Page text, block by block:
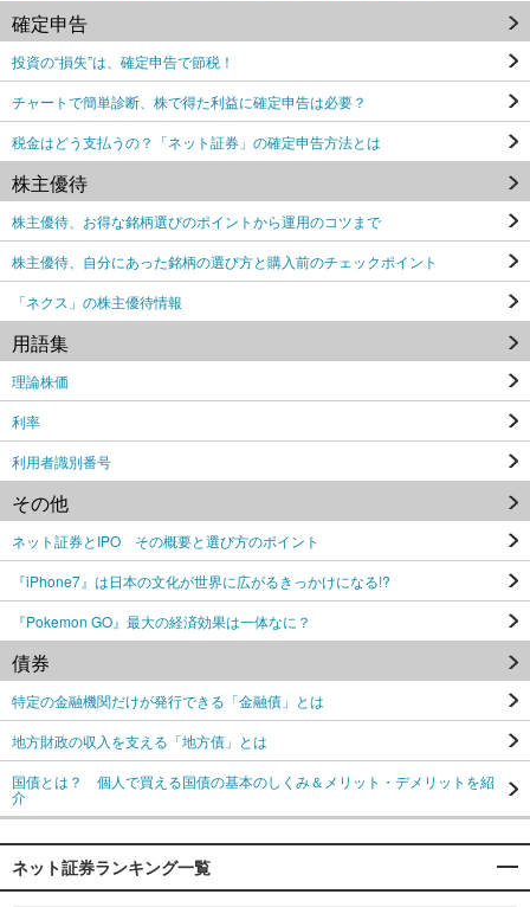
確定申告
投資の“損失”は、確定申告で節税！
チャートで簡単診断、株で得た利益に確定申告は必要？
税金はどう支払うの？「ネット証券」の確定申告方法とは
株主優待
株主優待、お得な銘柄選びのポイントから運用のコツまで
株主優待、自分にあった銘柄の選び方と購入前のチェックポイント
「ネクス」の株主優待情報
用語集
理論株価
利率
利用者識別番号
その他
ネット証券とIPO その概要と選び方のポイント
『iPhone7』は日本の文化が世界に広がるきっかけになる!?
『Pokemon GO』最大の経済効果は一体なに？
債券
特定の金融機関だけが発行できる「金融債」とは
地方財政の収入を支える「地方債」とは
国債とは？ 個人で買える国債の基本のしくみ＆メリット・デメリットを紹
介
ネット証券ランキング一覧